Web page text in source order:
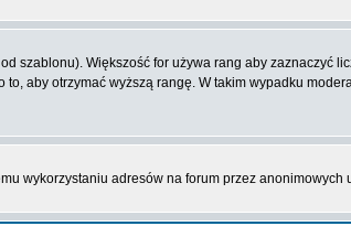
szablonu). Większość for używa rang aby zaznaczyć
aby otrzymać wyższą rangę. W takim wypadku
wykorzystaniu adresów na forum przez anonimowych